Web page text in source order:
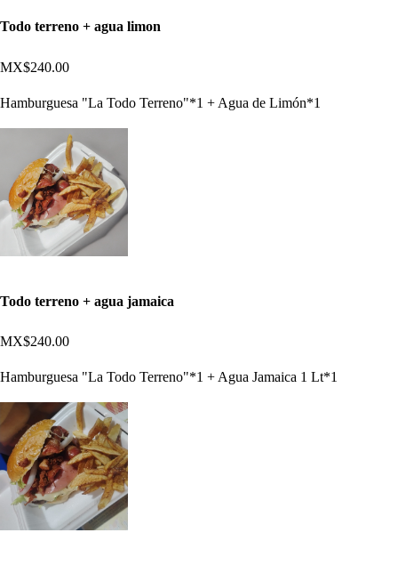
Todo terreno + agua limon
MX$240.00
Hamburguesa "La Todo Terreno"*1 + Agua de Limón*1
Todo terreno + agua jamaica
MX$240.00
Hamburguesa "La Todo Terreno"*1 + Agua Jamaica 1 Lt*1